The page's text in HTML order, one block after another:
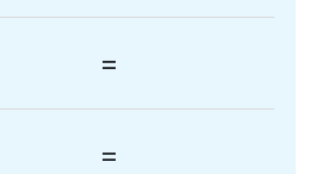
=
=